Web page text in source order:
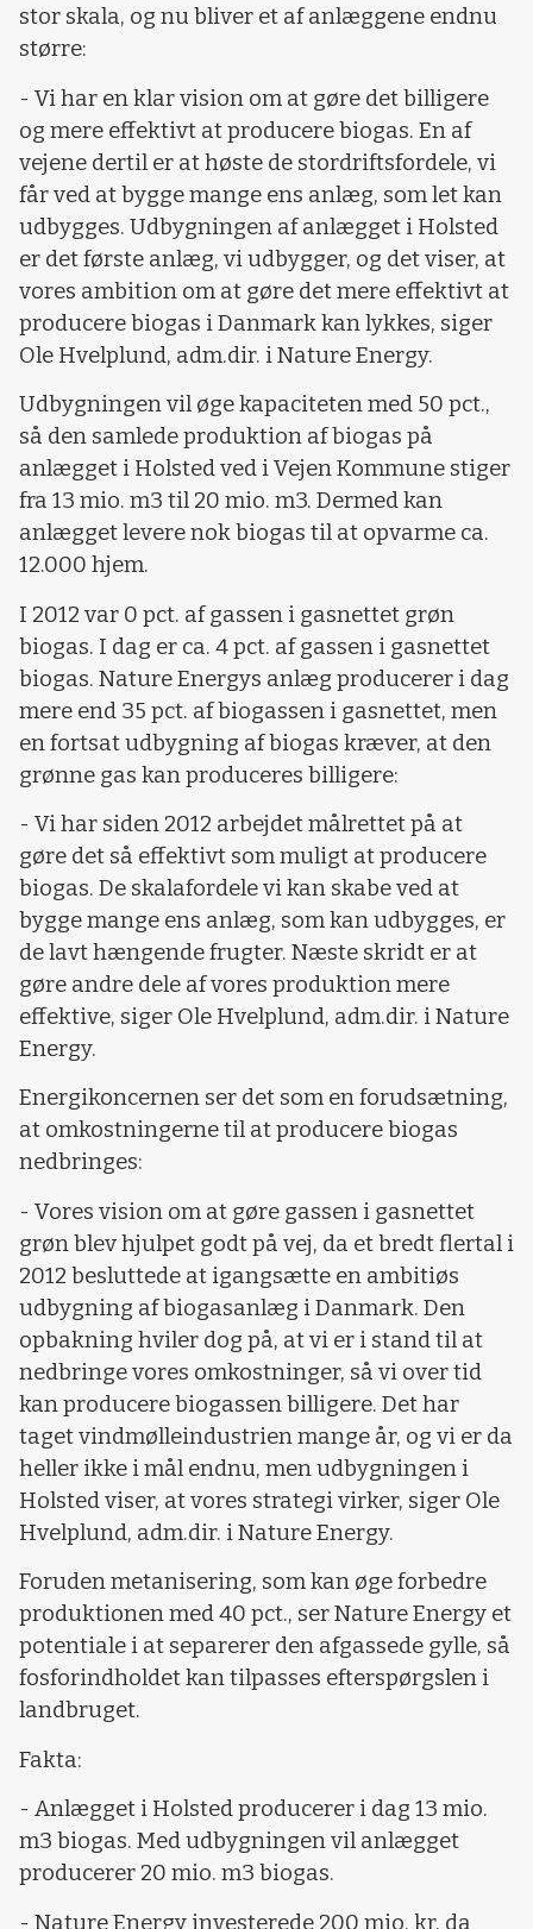
stor skala, og nu bliver et af anlæggene endnu
større:
- Vi har en klar vision om at gøre det billigere
og mere effektivt at producere biogas. En af
vejene dertil er at høste de stordriftsfordele, vi
får ved at bygge mange ens anlæg, som let kan
udbygges. Udbygningen af anlægget i Holsted
er det første anlæg, vi udbygger, og det viser, at
vores ambition om at gøre det mere effektivt at
producere biogas i Danmark kan lykkes, siger
Ole Hvelplund, adm.dir. i Nature Energy.
Udbygningen vil øge kapaciteten med 50 pct.,
så den samlede produktion af biogas på
anlægget i Holsted ved i Vejen Kommune stiger
fra 13 mio. m3 til 20 mio. m3. Dermed kan
anlægget levere nok biogas til at opvarme ca.
12.000 hjem.
I 2012 var 0 pct. af gassen i gasnettet grøn
biogas. I dag er ca. 4 pct. af gassen i gasnettet
biogas. Nature Energys anlæg producerer i dag
mere end 35 pct. af biogassen i gasnettet, men
en fortsat udbygning af biogas kræver, at den
grønne gas kan produceres billigere:
- Vi har siden 2012 arbejdet målrettet på at
gøre det så effektivt som muligt at producere
biogas. De skalafordele vi kan skabe ved at
bygge mange ens anlæg, som kan udbygges, er
de lavt hængende frugter. Næste skridt er at
gøre andre dele af vores produktion mere
effektive, siger Ole Hvelplund, adm.dir. i Nature
Energy.
Energikoncernen ser det som en forudsætning,
at omkostningerne til at producere biogas
nedbringes:
- Vores vision om at gøre gassen i gasnettet
grøn blev hjulpet godt på vej, da et bredt flertal i
2012 besluttede at igangsætte en ambitiøs
udbygning af biogasanlæg i Danmark. Den
opbakning hviler dog på, at vi er i stand til at
nedbringe vores omkostninger, så vi over tid
kan producere biogassen billigere. Det har
taget vindmølleindustrien mange år, og vi er da
heller ikke i mål endnu, men udbygningen i
Holsted viser, at vores strategi virker, siger Ole
Hvelplund, adm.dir. i Nature Energy.
Foruden metanisering, som kan øge forbedre
produktionen med 40 pct., ser Nature Energy et
potentiale i at separerer den afgassede gylle, så
fosforindholdet kan tilpasses efterspørgslen i
landbruget.
Fakta:
- Anlægget i Holsted producerer i dag 13 mio.
m3 biogas. Med udbygningen vil anlægget
producerer 20 mio. m3 biogas.
- Nature Energy investerede 200 mio. kr. da